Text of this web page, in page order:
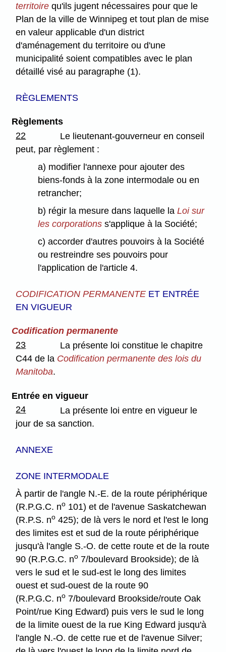
territoire qu'ils jugent nécessaires pour que le
Plan de la ville de Winnipeg et tout plan de mise
en valeur applicable d'un district
d'aménagement du territoire ou d'une
municipalité soient compatibles avec le plan
détaillé visé au paragraphe (1).
RÈGLEMENTS
Règlements
22
Le lieutenant-gouverneur en conseil
peut, par règlement :
a) modifier l'annexe pour ajouter des
biens-fonds à la zone intermodale ou en
retrancher;
b) régir la mesure dans laquelle laLoi sur
les corporations s'applique à la Société;
c) accorder d'autres pouvoirs à la Société
ou restreindre ses pouvoirs pour
l'application de l'article 4.
CODIFICATION PERMANENTE ET ENTRÉE
EN VIGUEUR
Codification permanente
23
La présente loi constitue le chapitre
C44 de la Codification permanente des lois du
Manitoba.
Entrée en vigueur
24
La présente loi entre en vigueur le
jour de sa sanction.
ANNEXE
ZONE INTERMODALE
À partir de l'angle N.-E. de la route périphérique
(R.P.G.C. no 101) et de l'avenue Saskatchewan
(R.P.S. no 425); de là vers le nord et l'est le long
des limites est et sud de la route périphérique
jusqu'à l'angle S.-O. de cette route et de la route
90 (R.P.G.C. no 7/boulevard Brookside); de là
vers le sud et le sud-est le long des limites
ouest et sud-ouest de la route 90
(R.P.G.C. no 7/boulevard Brookside/route Oak
Point/rue King Edward) puis vers le sud le long
de la limite ouest de la rue King Edward jusqu'à
l'angle N.-O. de cette rue et de l'avenue Silver;